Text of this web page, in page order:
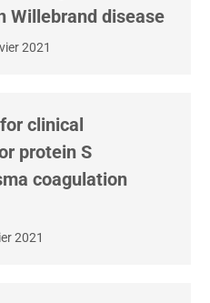
Willebrand disease
2021
clinical
protein S
coagulation
2021